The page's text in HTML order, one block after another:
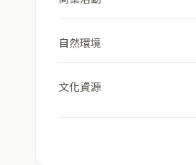
自然環境
文化資源